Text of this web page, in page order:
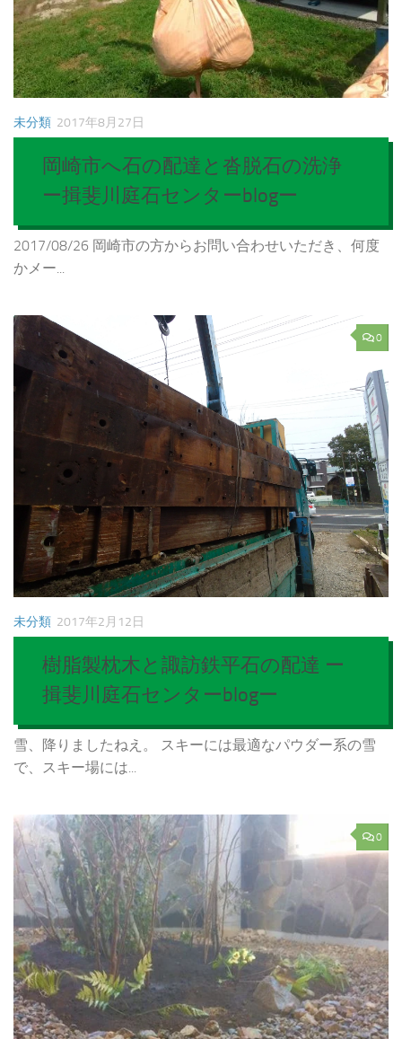
未分類 2017年8月27日
岡崎市へ石の配達と沓脱石の洗浄
ー揖斐川庭石センターblogー
2017/08/26 岡崎市の方からお問い合わせいただき、何度
かメー...
0
未分類 2017年2月12日
樹脂製枕木と諏訪鉄平石の配達 ー
揖斐川庭石センターblogー
雪、降りましたねえ。 スキーには最適なパウダー系の雪
で、スキー場には...
0